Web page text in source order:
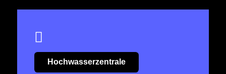
Hochwasserzentrale